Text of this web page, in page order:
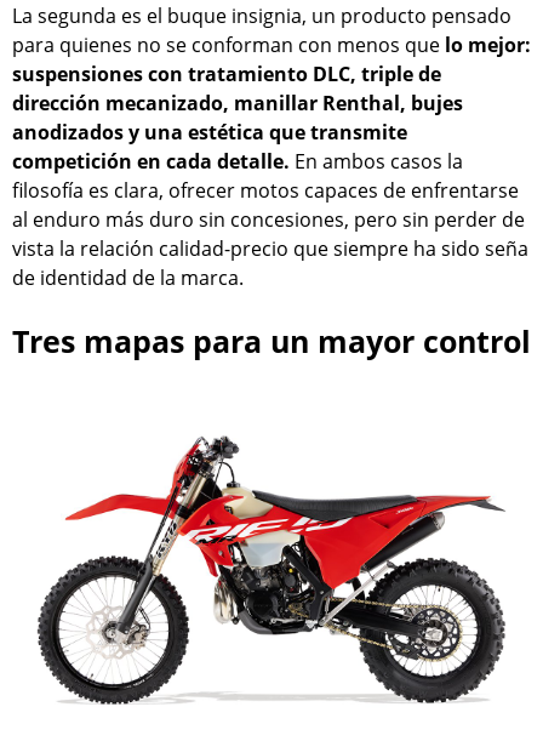
La segunda es el buque insignia, un producto pensado
para quienes no se conforman con menos que lo mejor:
suspensiones con tratamiento DLC, triple de
dirección mecanizado, manillar Renthal, bujes
anodizados y una estética que transmite
competición en cada detalle. En ambos casos la
filosofía es clara, ofrecer motos capaces de enfrentarse
al enduro más duro sin concesiones, pero sin perder de
vista la relación calidad-precio que siempre ha sido seña
de identidad de la marca.
Tres mapas para un mayor control